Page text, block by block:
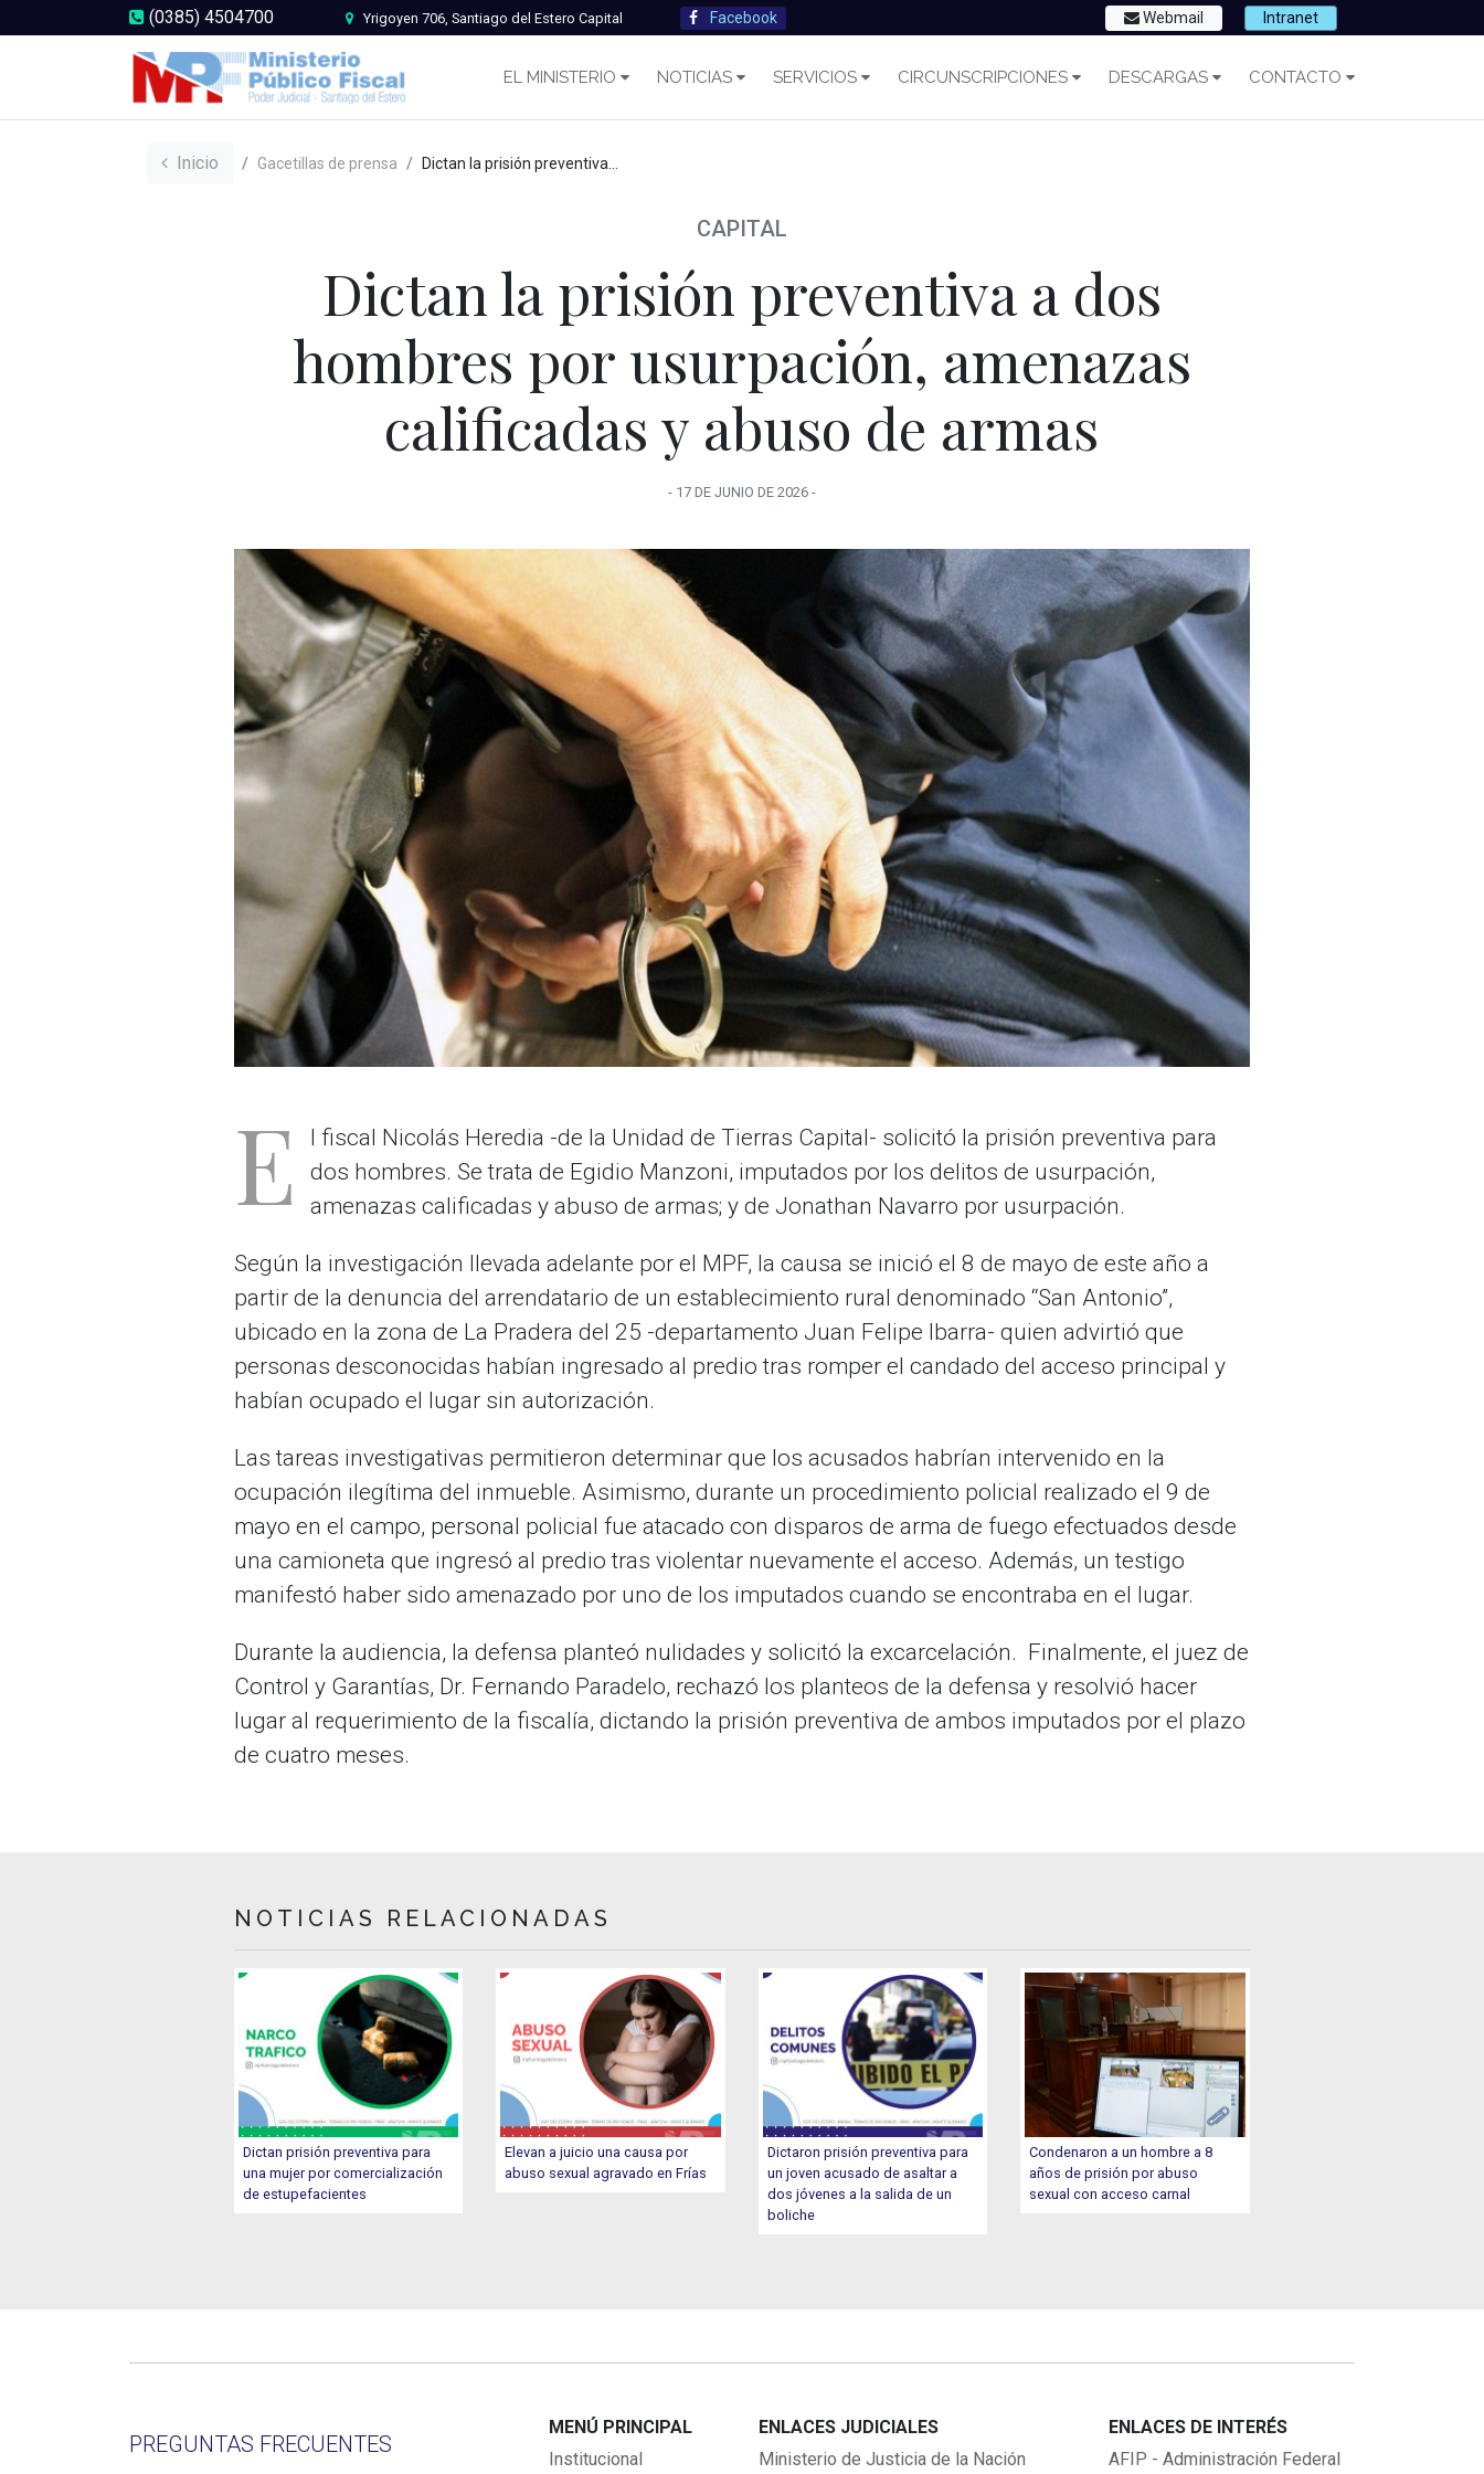
(0385) 4504700 Yrigoyen 706, Santiago del Estero Capital Facebook Webmail Intranet
EL MINISTERIO NOTICIAS SERVICIOS CIRCUNSCRIPCIONES DESCARGAS CONTACTO
Inicio Gacetillas de prensa Dictan la prisión preventiva a dos hombres por usurpación, amenazas calificadas y abuso de armas
CAPITAL
Dictan la prisión preventiva a dos
hombres por usurpación, amenazas
calificadas y abuso de armas
- 17 DE JUNIO DE 2026-
E
l fiscal Nicolás Heredia -de la Unidad de Tierras Capital- solicitó la prisión preventiva para
dos hombres. Se trata de Egidio Manzoni, imputados por los delitos de usurpación,
amenazas calificadas y abuso de armas; y de Jonathan Navarro por usurpación.
Según la investigación llevada adelante por el MPF, la causa se inició el 8 de mayo de este año a
partir de la denuncia del arrendatario de un establecimiento rural denominado “San Antonio”,
ubicado en la zona de La Pradera del 25 -departamento Juan Felipe Ibarra- quien advirtió que
personas desconocidas habían ingresado al predio tras romper el candado del acceso principal y
habían ocupado el lugar sin autorización.
Las tareas investigativas permitieron determinar que los acusados habrían intervenido en la
ocupación ilegítima del inmueble. Asimismo, durante un procedimiento policial realizado el 9 de
mayo en el campo, personal policial fue atacado con disparos de arma de fuego efectuados desde
una camioneta que ingresó al predio tras violentar nuevamente el acceso. Además, un testigo
manifestó haber sido amenazado por uno de los imputados cuando se encontraba en el lugar.
Durante la audiencia, la defensa planteó nulidades y solicitó la excarcelación. Finalmente, el juez de
Control y Garantías, Dr. Fernando Paradelo, rechazó los planteos de la defensa y resolvió hacer
lugar al requerimiento de la fiscalía, dictando la prisión preventiva de ambos imputados por el plazo
de cuatro meses.
NOTICIAS RELACIONADAS
Dictan prisión preventiva para
una mujer por comercialización
de estupefacientes
Elevan a juicio una causa por
abuso sexual agravado en Frías
Dictaron prisión preventiva para
un joven acusado de asaltar a
dos jóvenes a la salida de un
boliche
Condenaron a un hombre a 8
años de prisión por abuso
sexual con acceso carnal
PREGUNTAS FRECUENTES
MENÚ PRINCIPAL
Institucional
ENLACES JUDICIALES
Ministerio de Justicia de la Nación
ENLACES DE INTERÉS
AFIP - Administración Federal